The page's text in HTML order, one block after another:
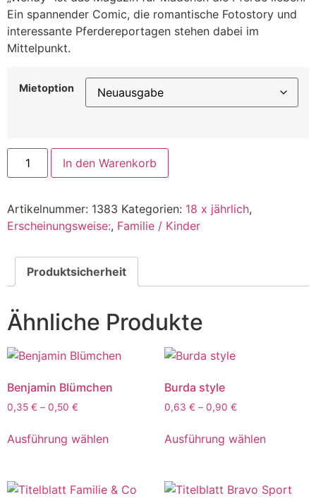
Ein spannender Comic, die romantische Fotostory und
interessante Pferdereportagen stehen dabei im
Mittelpunkt.
Mietoption
In den Warenkorb
Artikelnummer: 1383 Kategorien: 18 x jährlich,
Erscheinungsweise:, Familie / Kinder
Produktsicherheit
Ähnliche Produkte
Benjamin Blümchen
0,35 € – 0,50 €
Ausführung wählen
Burda style
0,63 € – 0,90 €
Ausführung wählen